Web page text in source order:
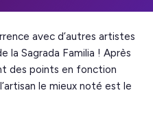
avec d’autres artistes
la Sagrada Familia ! Après
des points en fonction
le mieux noté est le